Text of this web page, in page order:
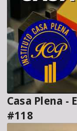
Casa Plena -
#118